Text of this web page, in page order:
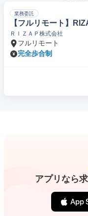
業務委託
【フルリモート】
ＲＩＺＡＰ株式会社
フルリモート
完全歩合制
アプリなら